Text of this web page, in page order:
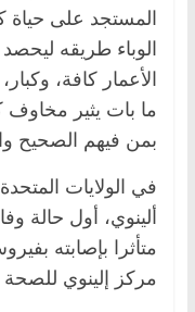
المستجد على
الوباء طريقه
الأعمار كافة،
ما بات يثير مخاوف
بمن فيهم الصحيح
في الولايات
ألينوي، أول حالة
متأثرا بإصابته
مركز إلينوي للصحة